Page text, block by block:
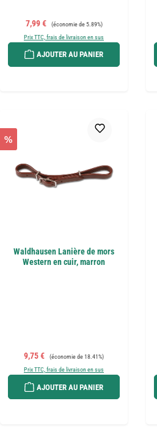
Prix de vente :
7,99 € Prix régulier :
(économie de 5.89%)
Prix TTC, frais de livraison en sus
AJOUTER AU PANIER
%
Waldhausen Lanière de mors
Western en cuir, marron
Prix de vente :
9,75 € Prix régulier :
(économie de 18.41%)
Prix TTC, frais de livraison en sus
AJOUTER AU PANIER